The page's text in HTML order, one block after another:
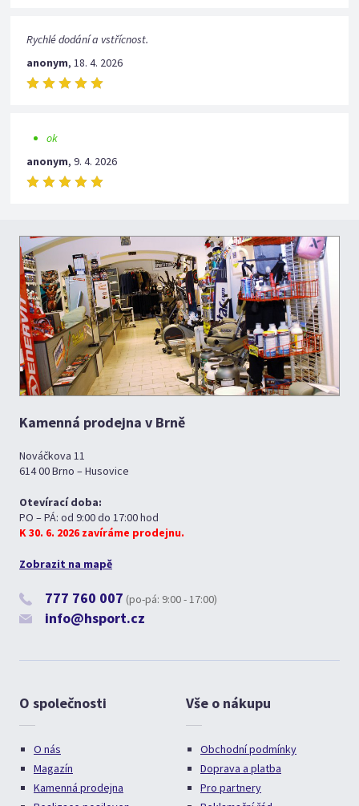
Rychlé dodání a vstřícnost.
anonym,18. 4. 2026
ok
anonym,9. 4. 2026
Kamenná prodejna v Brně
Nováčkova 11
614 00 Brno – Husovice
Otevírací doba:
PO – PÁ: od 9:00 do 17:00 hod
K 30. 6. 2026 zavíráme prodejnu.
Zobrazit na mapě
777 760 007 (po-pá: 9:00 - 17:00)
info@hsport.cz
O společnosti
O nás
Magazín
Kamenná prodejna
Vše o nákupu
Obchodní podmínky
Doprava a platba
Pro partnery